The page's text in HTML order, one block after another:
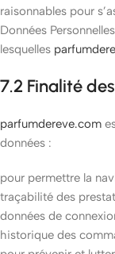
raisonnables pour
Données
lesquelles
7.2 Finalité
parfumdereve.com
données :
pour permettre la
traçabilité des
données de
historique des